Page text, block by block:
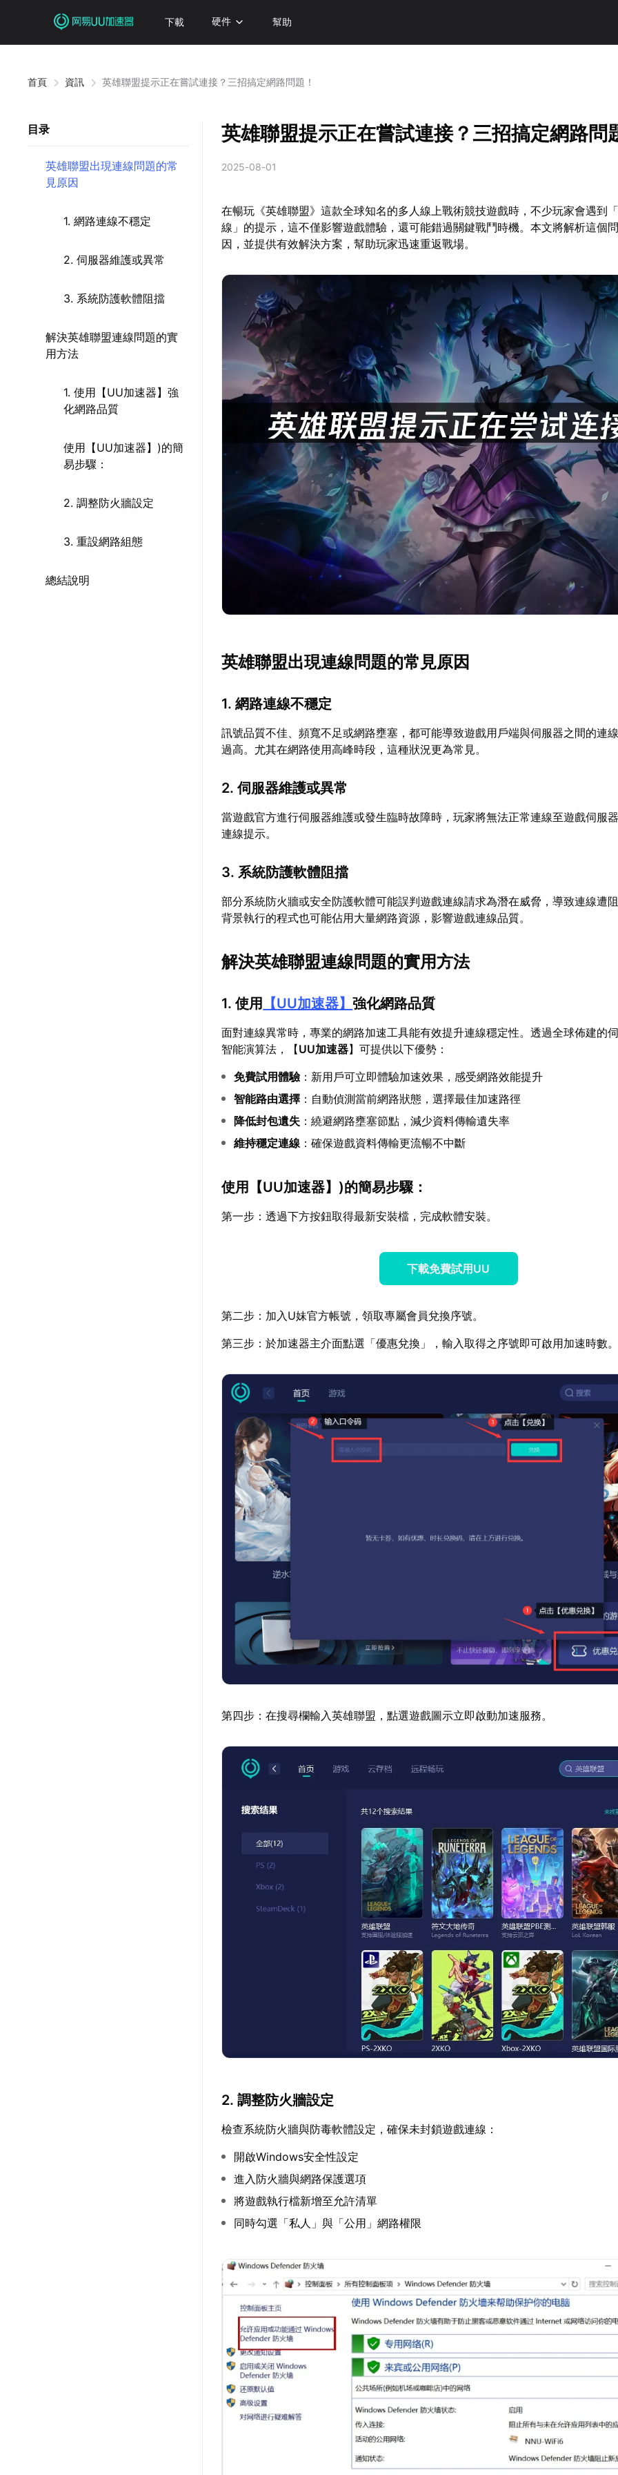
下載 硬件 幫助
首頁 資訊 英雄聯盟提示正在嘗試連接？三招搞定網路問題！
目录
英雄聯盟出現連線問題的常
見原因
1. 網路連線不穩定
2. 伺服器維護或異常
3. 系統防護軟體阻擋
解決英雄聯盟連線問題的實
用方法
1. 使用【UU加速器】強
化網路品質
使用【UU加速器】)的簡
易步驟：
2. 調整防火牆設定
3. 重設網路組態
總結說明
英雄聯盟提示正在嘗試連接？三招搞定網路問
2025-08-01
在暢玩《英雄聯盟》這款全球知名的多人線上戰術競技遊戲時，不少玩家會遇到
線」的提示，這不僅影響遊戲體驗，還可能錯過關鍵戰鬥時機。本文將解析這個
因，並提供有效解決方案，幫助玩家迅速重返戰場。
英雄聯盟出現連線問題的常見原因
1. 網路連線不穩定
訊號品質不佳、頻寬不足或網路壅塞，都可能導致遊戲用戶端與伺服器之間的連
過高。尤其在網路使用高峰時段，這種狀況更為常見。
2. 伺服器維護或異常
當遊戲官方進行伺服器維護或發生臨時故障時，玩家將無法正常連線至遊戲伺服
連線提示。
3. 系統防護軟體阻擋
部分系統防火牆或安全防護軟體可能誤判遊戲連線請求為潛在威脅，導致連線遭
背景執行的程式也可能佔用大量網路資源，影響遊戲連線品質。
解決英雄聯盟連線問題的實用方法
1. 使用 【UU加速器】強化網路品質
面對連線異常時，專業的網路加速工具能有效提升連線穩定性。透過全球佈建的
智能演算法，【UU加速器】可提供以下優勢：
免費試用體驗：新用戶可立即體驗加速效果，感受網路效能提升
智能路由選擇 ：自動偵測當前網路狀態，選擇最佳加速路徑
降低封包遺失 ：繞避網路壅塞節點，減少資料傳輸遺失率
維持穩定連線 ：確保遊戲資料傳輸更流暢不中斷
使用【UU加速器】)的簡易步驟：
第一步：透過下方按鈕取得最新安裝檔，完成軟體安裝。
下載免費試用UU
第二步：加入U妹官方帳號，領取專屬會員兌換序號。
第三步：於加速器主介面點選「優惠兌換」，輸入取得之序號即可啟用加速時數
第四步：在搜尋欄輸入英雄聯盟，點選遊戲圖示立即啟動加速服務。
2. 調整防火牆設定
檢查系統防火牆與防毒軟體設定，確保未封鎖遊戲連線：
開啟Windows安全性設定
進入防火牆與網路保護選項
將遊戲執行檔新增至允許清單
同時勾選「私人」與「公用」網路權限